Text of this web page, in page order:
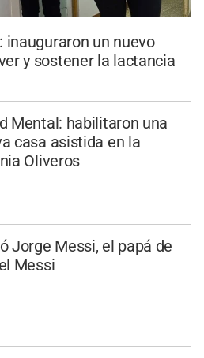
inauguraron un nuevo
y sostener la lactancia
Mental: habilitaron una
casa asistida en la
Oliveros
Jorge Messi, el papá de
Messi